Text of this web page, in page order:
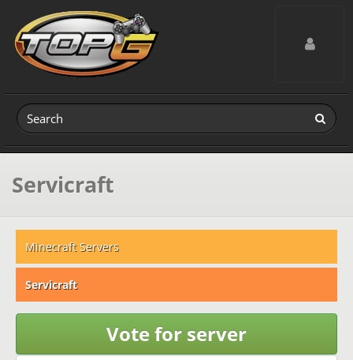
Toggle
Servicraft
Minecraft Servers
Servicraft
Vote for server